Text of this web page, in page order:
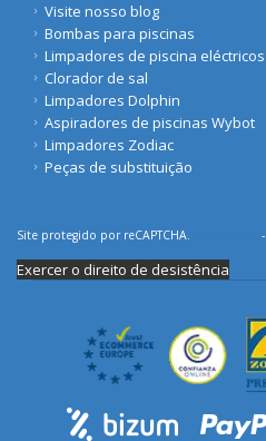
Visite nosso blog
Bombas para piscinas
Limpadores de piscina eléctricos
Clorador de sal
Limpadores Dolphin
Aspiradores de piscinas Wybot
Limpadores Zodiac
Peças de substituição
Site protegido por reCAPTCHA. -
Exercer o direito de desistência